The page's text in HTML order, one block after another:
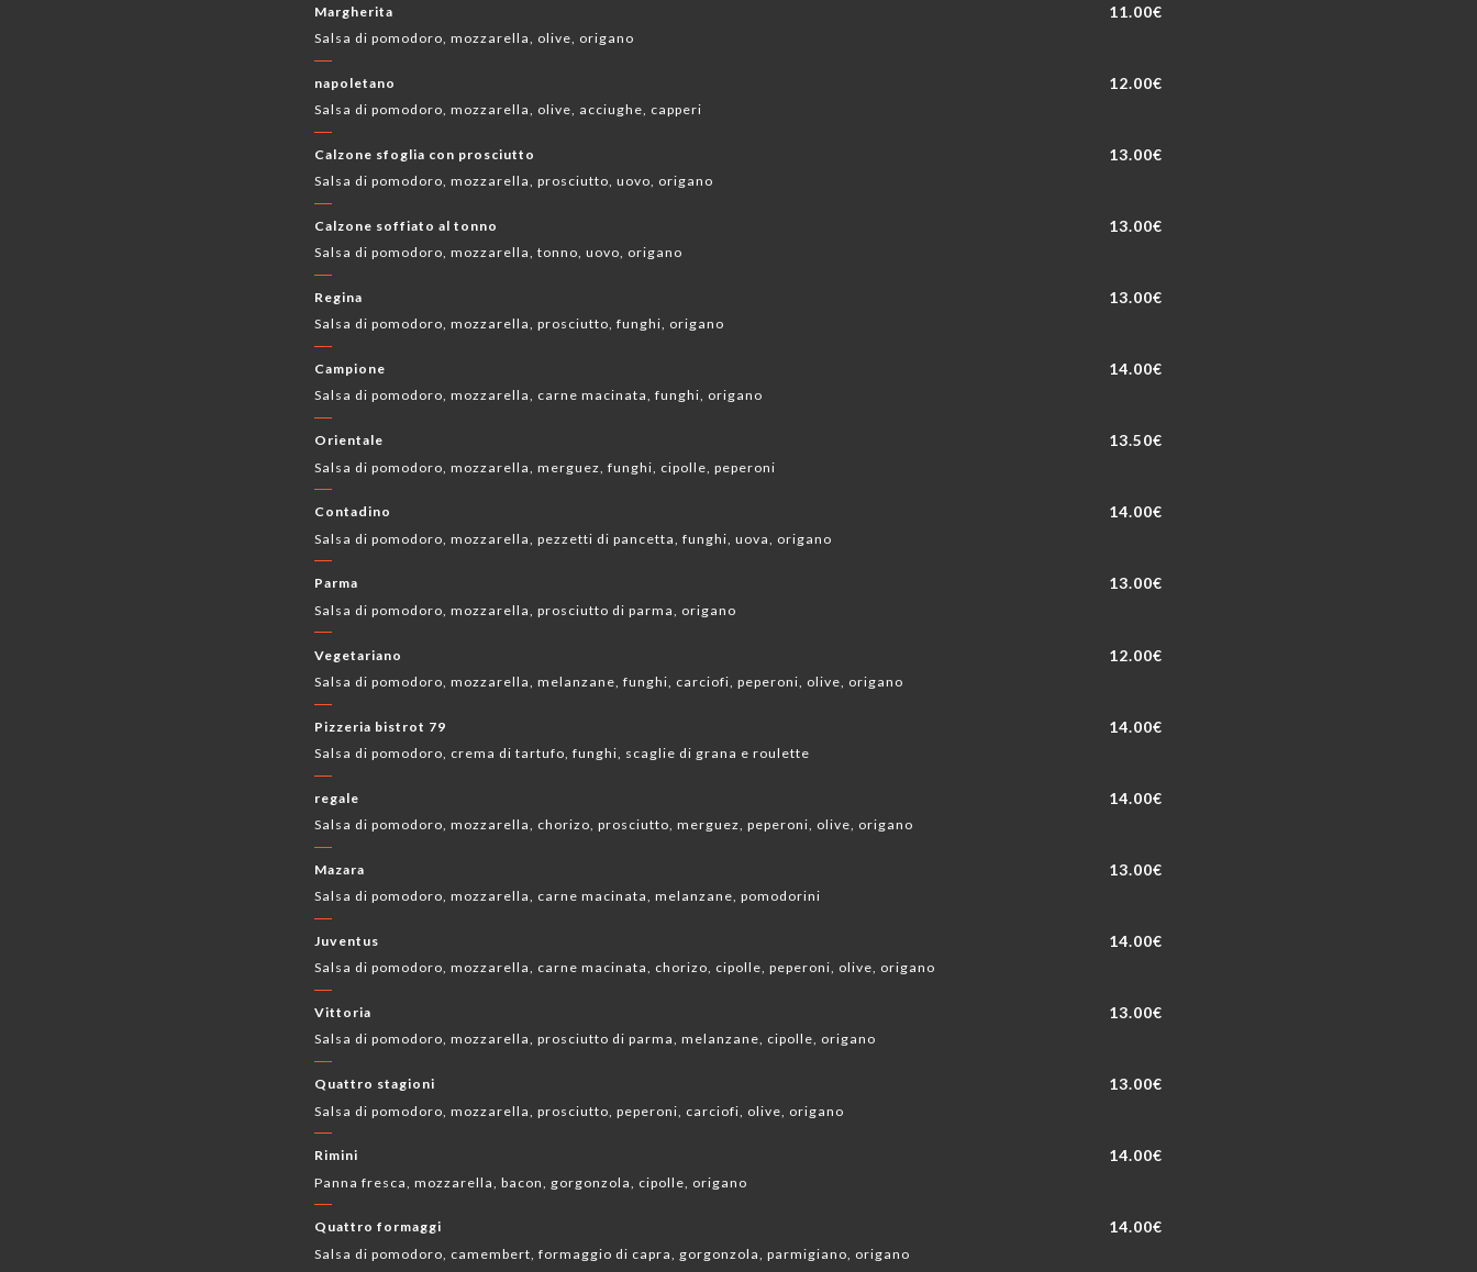
Margherita 11.00€
Salsa di pomodoro, mozzarella, olive, origano
napoletano 12.00€
Salsa di pomodoro, mozzarella, olive, acciughe, capperi
Calzone sfoglia con prosciutto 13.00€
Salsa di pomodoro, mozzarella, prosciutto, uovo, origano
Calzone soffiato al tonno 13.00€
Salsa di pomodoro, mozzarella, tonno, uovo, origano
Regina 13.00€
Salsa di pomodoro, mozzarella, prosciutto, funghi, origano
Campione 14.00€
Salsa di pomodoro, mozzarella, carne macinata, funghi, origano
Orientale 13.50€
Salsa di pomodoro, mozzarella, merguez, funghi, cipolle, peperoni
Contadino 14.00€
Salsa di pomodoro, mozzarella, pezzetti di pancetta, funghi, uova, origano
Parma 13.00€
Salsa di pomodoro, mozzarella, prosciutto di parma, origano
Vegetariano 12.00€
Salsa di pomodoro, mozzarella, melanzane, funghi, carciofi, peperoni, olive, origano
Pizzeria bistrot 79 14.00€
Salsa di pomodoro, crema di tartufo, funghi, scaglie di grana e roulette
regale 14.00€
Salsa di pomodoro, mozzarella, chorizo, prosciutto, merguez, peperoni, olive, origano
Mazara 13.00€
Salsa di pomodoro, mozzarella, carne macinata, melanzane, pomodorini
Juventus 14.00€
Salsa di pomodoro, mozzarella, carne macinata, chorizo, cipolle, peperoni, olive, origano
Vittoria 13.00€
Salsa di pomodoro, mozzarella, prosciutto di parma, melanzane, cipolle, origano
Quattro stagioni 13.00€
Salsa di pomodoro, mozzarella, prosciutto, peperoni, carciofi, olive, origano
Rimini 14.00€
Panna fresca, mozzarella, bacon, gorgonzola, cipolle, origano
Quattro formaggi 14.00€
Salsa di pomodoro, camembert, formaggio di capra, gorgonzola, parmigiano, origano